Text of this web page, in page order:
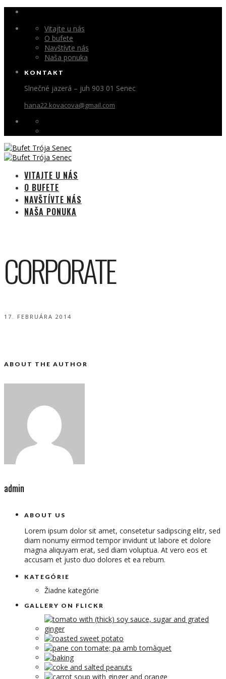
Vitajte u nás
O bufete
Navštívte nás
Naša ponuka
KONTAKT
Slnečné jazerá – juh 903 01 Senec
hana22.kovacova@gmail.com
VITAJTE U NÁS
O BUFETE
NAVŠTÍVTE NÁS
NAŠA PONUKA
CORPORATE
17. FEBRUÁRA 2014
ABOUT THE AUTHOR
admin
ABOUT US
Lorem ipsum dolor sit amet, consetetur sadipscing elitr, sed
diam nonumy eirmod tempor invidunt ut labore et dolore
magna aliquyam erat, sed diam voluptua. At vero eos et
accusam et justo duo dolores et ea rebum.
KATEGÓRIE
Žiadne kategórie
GALLERY ON FLICKR